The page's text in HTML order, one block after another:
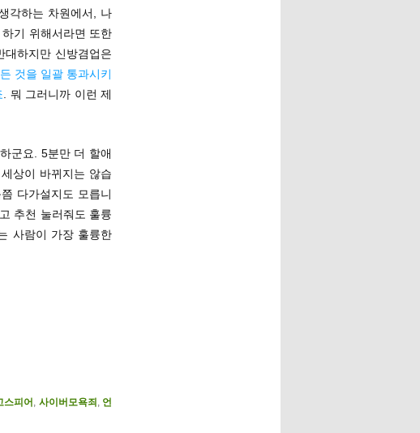
각하는 차원에서, 나
기 위해서라면 또한
하지만 신방겸업은
것을 일괄 통과시키
. 뭐 그러니까 이런 제
군요. 5분만 더 할애
상이 바뀌지는 않습
다가설지도 모릅니
추천 눌러줘도 훌륭
사람이 가장 훌륭한
스피어 사이버모욕죄 언